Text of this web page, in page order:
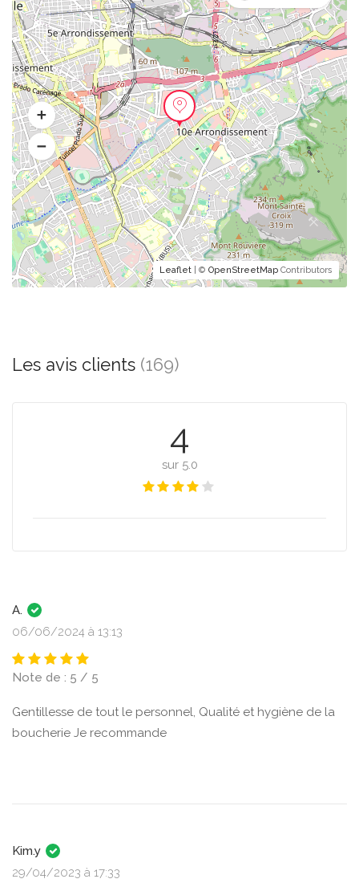
Leaflet | © OpenStreetMap Contributors
Les avis clients (169)
4
sur 5.0
A.
06/06/2024 à 13:13
Note de : 5 / 5
Gentillesse de tout le personnel, Qualité et hygiène de la
boucherie Je recommande
Kim.y
29/04/2023 à 17:33